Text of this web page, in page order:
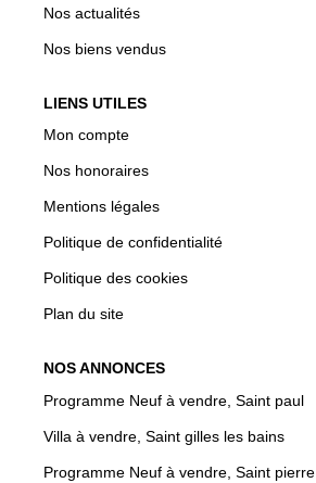
Nos actualités
Nos biens vendus
LIENS UTILES
Mon compte
Nos honoraires
Mentions légales
Politique de confidentialité
Politique des cookies
Plan du site
NOS ANNONCES
Programme Neuf à vendre, Saint paul
Villa à vendre, Saint gilles les bains
Programme Neuf à vendre, Saint pierre